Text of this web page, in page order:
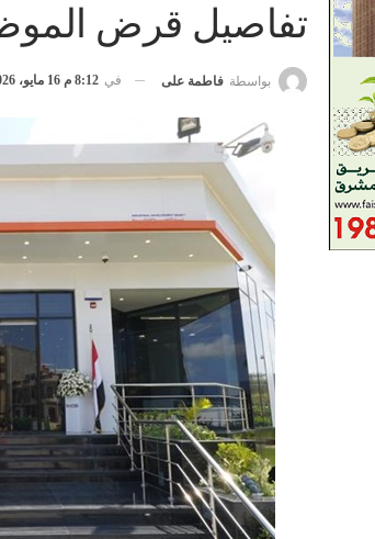
تفاصيل قرض
بواسطة فاطمة على في 8:12 م 16 مايو، 2026